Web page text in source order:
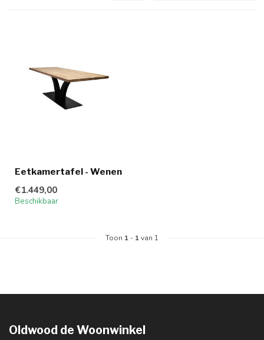
Eetkamertafel - Wenen
€1.449,00
Beschikbaar
Toon 1 - 1van 1
Oldwood de Woonwinkel